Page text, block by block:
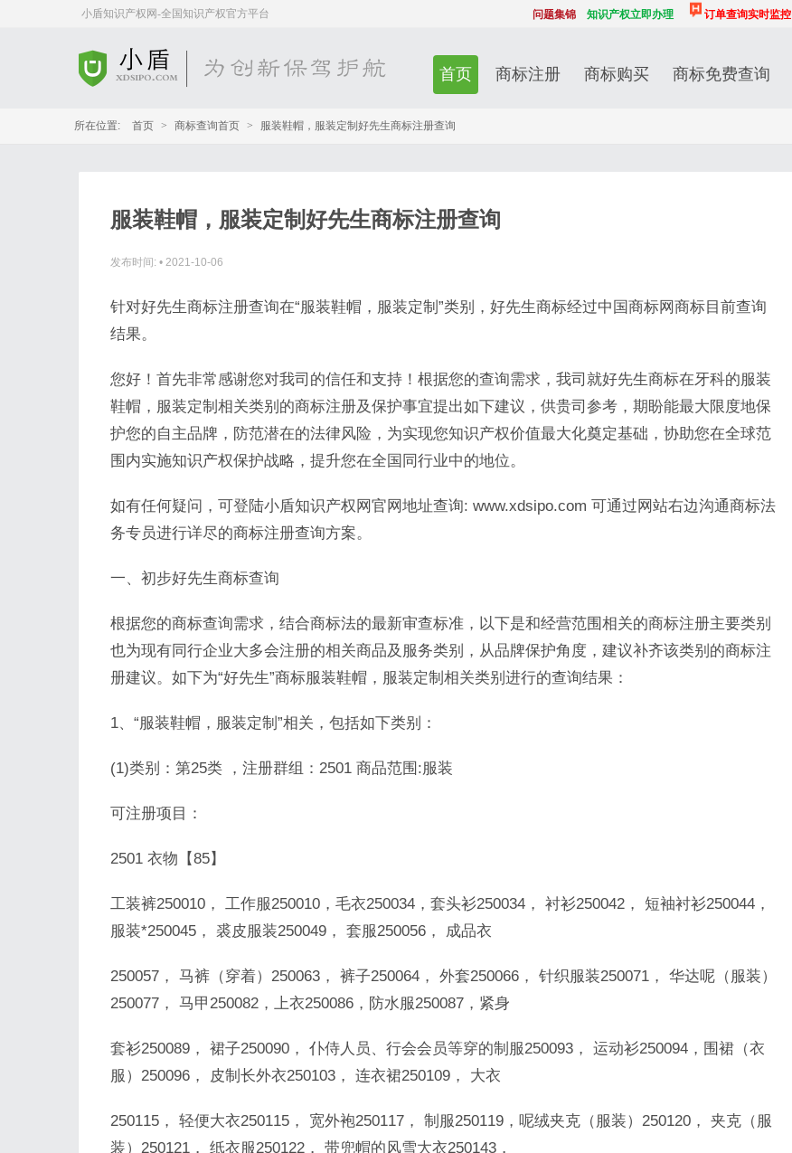
小盾知识产权网-全国知识产权官方平台 问题集锦 知识产权立即办理 订单查询实时监控
商标免费查询
商标购买
商标注册
首页
所在位置: 首页 > 商标查询首页 > 服装鞋帽，服装定制好先生商标注册查询
服装鞋帽，服装定制好先生商标注册查询
发布时间: • 2021-10-06
针对好先生商标注册查询在“服装鞋帽，服装定制”类别，好先生商标经过中国商标网商标目前查询
结果。
您好！首先非常感谢您对我司的信任和支持！根据您的查询需求，我司就好先生商标在牙科的服装
鞋帽，服装定制相关类别的商标注册及保护事宜提出如下建议，供贵司参考，期盼能最大限度地保
护您的自主品牌，防范潜在的法律风险，为实现您知识产权价值最大化奠定基础，协助您在全球范
围内实施知识产权保护战略，提升您在全国同行业中的地位。
如有任何疑问，可登陆小盾知识产权网官网地址查询: www.xdsipo.com 可通过网站右边沟通商标法
务专员进行详尽的商标注册查询方案。
一、初步好先生商标查询
根据您的商标查询需求，结合商标法的最新审查标准，以下是和经营范围相关的商标注册主要类别
也为现有同行企业大多会注册的相关商品及服务类别，从品牌保护角度，建议补齐该类别的商标注
册建议。如下为“好先生”商标服装鞋帽，服装定制相关类别进行的查询结果：
1、“服装鞋帽，服装定制”相关，包括如下类别：
(1)类别：第25类 ，注册群组：2501 商品范围:服装
可注册项目：
2501 衣物【85】
工装裤250010， 工作服250010，毛衣250034，套头衫250034， 衬衫250042， 短袖衬衫250044，
服装*250045， 裘皮服装250049， 套服250056， 成品衣
250057， 马裤（穿着）250063， 裤子250064， 外套250066， 针织服装250071， 华达呢（服装）
250077， 马甲250082，上衣250086，防水服250087，紧身
套衫250089， 裙子250090， 仆侍人员、行会会员等穿的制服250093， 运动衫250094，围裙（衣
服）250096， 皮制长外衣250103， 连衣裙250109， 大衣
250115， 轻便大衣250115， 宽外袍250117， 制服250119，呢绒夹克（服装）250120， 夹克（服
装）250121， 纸衣服250122， 带兜帽的风雪大衣250143，